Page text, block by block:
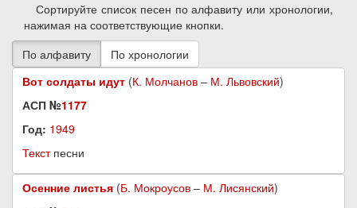
Сортируйте список песен по алфавиту или хронологии,
нажимая на соответствующие кнопки.
Вот солдаты идут (К. Молчанов – М. Львовский)
АСП №1177
Год: 1949
Текстпесни
Осенние листья (Б. Мокроусов – М. Лисянский)